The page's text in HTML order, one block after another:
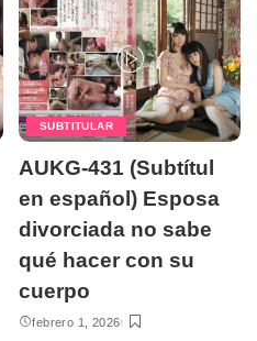
SUBTITULAR
AUKG-431 (Subtítul
en español) Esposa
divorciada no sabe
qué hacer con su
cuerpo
febrero 1, 2026